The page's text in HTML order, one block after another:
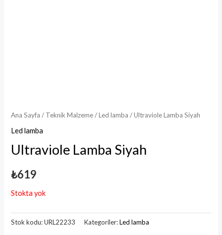
Ana Sayfa / Teknik Malzeme/Led lamba / Ultraviole Lamba Siyah
Led lamba
Ultraviole Lamba Siyah
₺619
Stokta yok
Stok kodu:URL22233 Kategoriler:Led lamba